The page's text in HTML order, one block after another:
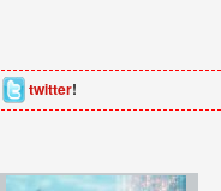
twitter!